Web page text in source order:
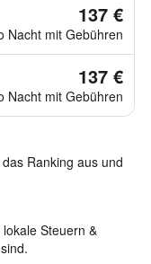
137 €
Nacht mit Gebühren
137 €
Nacht mit Gebühren
Ranking aus und
Steuern &